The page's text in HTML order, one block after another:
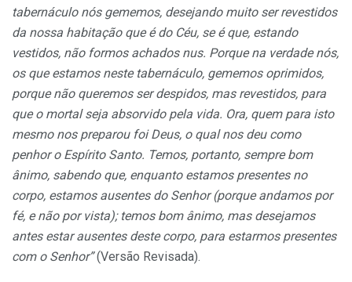
tabernáculo nós gememos, desejando muito ser revestidos
da nossa habitação que é do Céu, se é que, estando
vestidos, não formos achados nus. Porque na verdade nós,
os que estamos neste tabernáculo, gememos oprimidos,
porque não queremos ser despidos, mas revestidos, para
que o mortal seja absorvido pela vida. Ora, quem para isto
mesmo nos preparou foi Deus, o qual nos deu como
penhor o Espírito Santo. Temos, portanto, sempre bom
ânimo, sabendo que, enquanto estamos presentes no
corpo, estamos ausentes do Senhor (porque andamos por
fé, e não por vista); temos bom ânimo, mas desejamos
antes estar ausentes deste corpo, para estarmos presentes
com o Senhor”(Versão Revisada).